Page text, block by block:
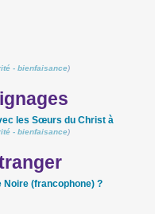
- bienfaisance)
les Sœurs du Christ à
- bienfaisance)
Noire (francophone) ?